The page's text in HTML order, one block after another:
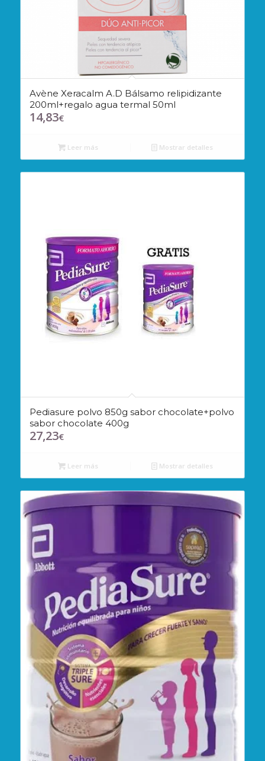
Avène Xeracalm A.D Bálsamo relipidizante
200ml+regalo agua termal 50ml
14,83€
Leer más Mostrar detalles
Pediasure polvo 850g sabor chocolate+polvo
sabor chocolate 400g
27,23€
Leer más Mostrar detalles